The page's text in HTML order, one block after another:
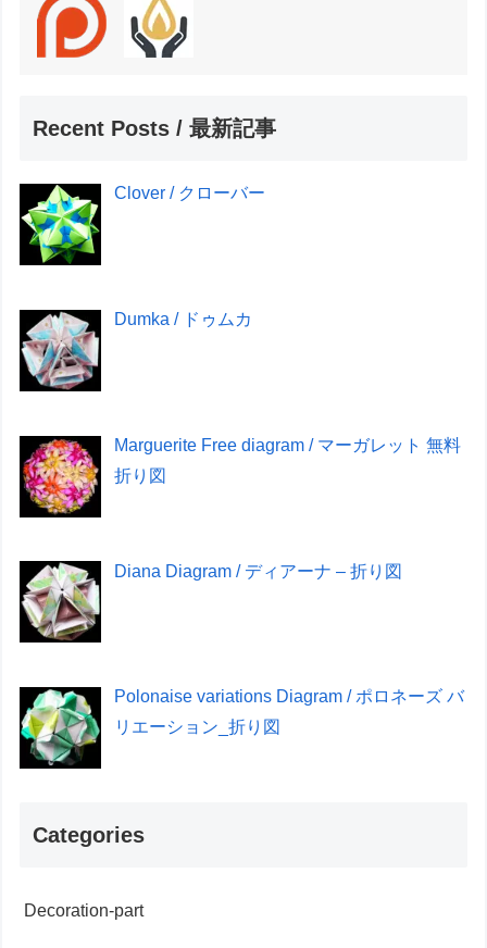
Recent Posts / 最新記事
Clover / クローバー
Dumka / ドゥムカ
Marguerite Free diagram / マーガレット 無料
折り図
Diana Diagram / ディアーナ – 折り図
Polonaise variations Diagram / ポロネーズ バ
リエーション_折り図
Categories
Decoration-part